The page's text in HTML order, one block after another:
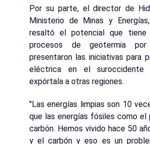
Por su parte, el director de
Ministerio de Minas y
resaltó el potencial que tiene
procesos de geotermia
presentaron las iniciativas para
eléctrica en el suroccidente
expórtala a otras regiones.
"Las energías limpias son 10
que las energías fósiles como el
carbón. Hemos vivido hace 50
y el carbón y eso es un